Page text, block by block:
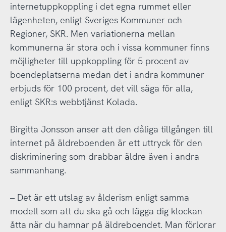
internetuppkoppling i det egna rummet eller
lägenheten, enligt Sveriges Kommuner och
Regioner, SKR. Men variationerna mellan
kommunerna är stora och i vissa kommuner finns
möjligheter till uppkoppling för 5 procent av
boendeplatserna medan det i andra kommuner
erbjuds för 100 procent, det vill säga för alla,
enligt SKR:s webbtjänst Kolada.
Birgitta Jonsson anser att den dåliga tillgången till
internet på äldreboenden är ett uttryck för den
diskriminering som drabbar äldre även i andra
sammanhang.
– Det är ett utslag av ålderism enligt samma
modell som att du ska gå och lägga dig klockan
åtta när du hamnar på äldreboendet. Man förlorar